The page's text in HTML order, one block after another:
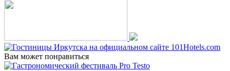
Вам может понравиться